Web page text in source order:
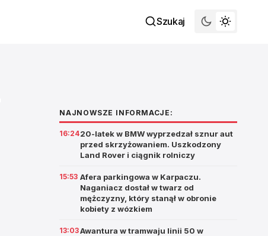
Szukaj
NAJNOWSZE INFORMACJE:
16:2420-latek w BMW wyprzedzał sznur aut
przed skrzyżowaniem. Uszkodzony
Land Rover i ciągnik rolniczy
15:53 Afera parkingowa w Karpaczu.
Naganiacz dostał w twarz od
mężczyzny, który stanął w obronie
kobiety z wózkiem
13:03Awantura w tramwaju linii 50 w